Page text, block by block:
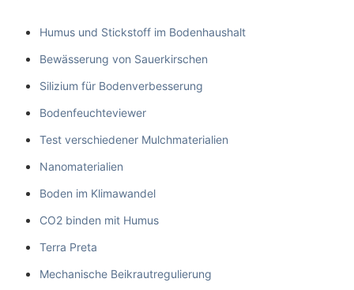
Humus und Stickstoff im Bodenhaushalt
Bewässerung von Sauerkirschen
Silizium für Bodenverbesserung
Bodenfeuchteviewer
Test verschiedener Mulchmaterialien
Nanomaterialien
Boden im Klimawandel
CO2 binden mit Humus
Terra Preta
Mechanische Beikrautregulierung